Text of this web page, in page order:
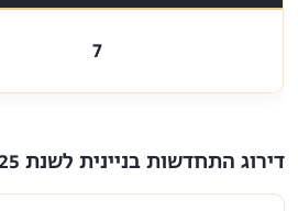
7
דירוג התחדשות בניינית לשנת 2025